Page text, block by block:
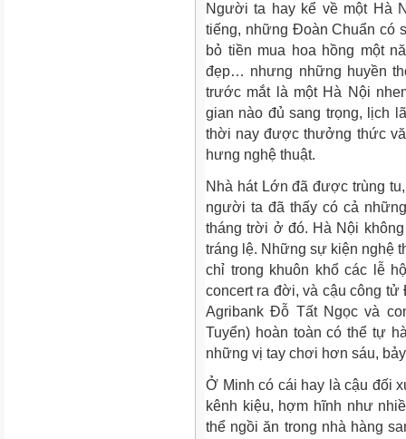
Người ta hay kể về một Hà
tiếng, những Đoàn Chuẩn có
bỏ tiền mua hoa hồng một
đẹp… nhưng những huyền
trước mắt là một Hà Nội
gian nào đủ sang trọng, lịch
thời nay được thưởng thức
hưng nghệ thuật.
Nhà hát Lớn đã được trùng
người ta đã thấy có cả
tháng trời ở đó. Hà Nội
tráng lệ. Những sự kiện nghệ
chỉ trong khuôn khổ các lễ
concert ra đời, và cậu công
Agribank Đỗ Tất Ngọc và
Tuyển) hoàn toàn có thể tự
những vị tay chơi hơn sáu,
Ở Minh có cái hay là cậu đối
kênh kiệu, hợm hĩnh như
thể ngồi ăn trong nhà hàng